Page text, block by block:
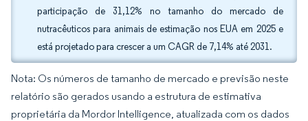
participação de 31,12% no tamanho do mercado de
nutracêuticos para animais de estimação nos EUA em 2025 e
está projetado para crescer a um CAGR de 7,14% até 2031.
Nota: Os números de tamanho de mercado e previsão neste
relatório são gerados usando a estrutura de estimativa
proprietária da Mordor Intelligence, atualizada com os dados